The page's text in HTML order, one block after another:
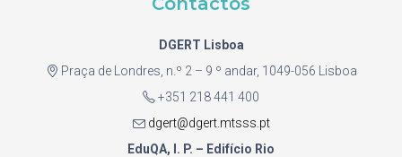
DGERT Lisboa
Praça de Londres, n.º 2 – 9 º andar, 1049-056 Lisboa
+351 218 441 400
dgert@dgert.mtsss.pt
EduQA, I. P. – Edifício Rio